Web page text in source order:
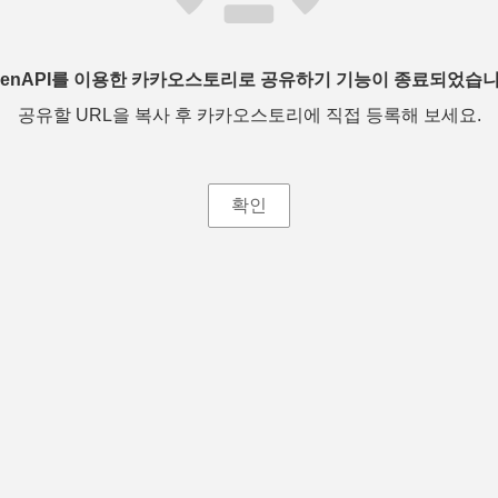
를 이용한 카카오스토리로 공유하기 기능이 종료되었습
공유할 URL을 복사 후 카카오스토리에 직접 등록해 보세요.
확인